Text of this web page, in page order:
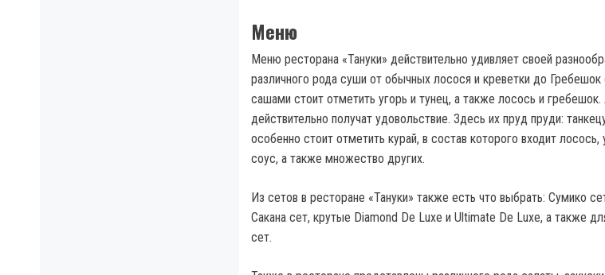
Меню
Меню ресторана «Тануки» действительно удивляет своей
различного рода суши от обычных лосося и креветки до
сашами стоит отметить угорь и тунец, а также лосось и
действительно получат удовольствие. Здесь их пруд пруди:
особенно стоит отметить курай, в состав которого входит
соус, а также множество других.
Из сетов в ресторане «Тануки» также есть что выбрать: Сумико
Сакана сет, крутые Diamond De Luxe и Ultimate De Luxe, а также
сет.